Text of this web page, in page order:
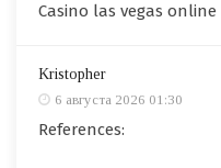
Casino las vegas online
Kristopher
6 августа 2026 01:30
References: